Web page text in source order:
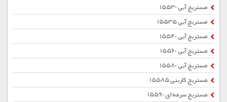
مستربچ آبی 15530
مستربچ آبی 15535
مستربچ آبی 15540
مستربچ آبی 15560
مستربچ آبی 15580
مستربچ کاربنی 15585
مستربچ سرمه ای 15590